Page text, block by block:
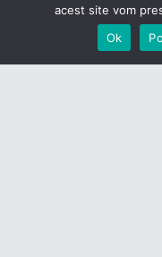
acest site vom
Ok